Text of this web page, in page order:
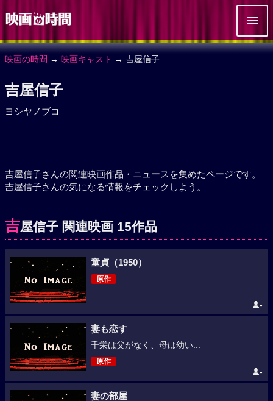
映画の時間 → 映画キャスト → 吉屋信子
吉屋信子
ヨシヤノブコ
吉屋信子さんの関連映画作品・ニュースを集めたページです。
吉屋信子さんの気になる情報をチェックしよう。
吉屋信子 関連映画 15作品
童貞（1950）
原作
-
妻も恋す
千栄は父がなく、母は幼い...
原作
-
妻の部屋